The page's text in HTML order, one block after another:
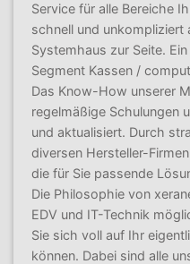
Service für alle Bereiche
schnell und unkompliziert
Systemhaus zur Seite.
Segment Kassen /
Das Know-How unserer
regelmäßige Schulungen
und aktualisiert. Durch
diversen Hersteller-
die für Sie passende
Die Philosophie von
EDV und IT-Technik
Sie sich voll auf Ihr
können. Dabei sind alle